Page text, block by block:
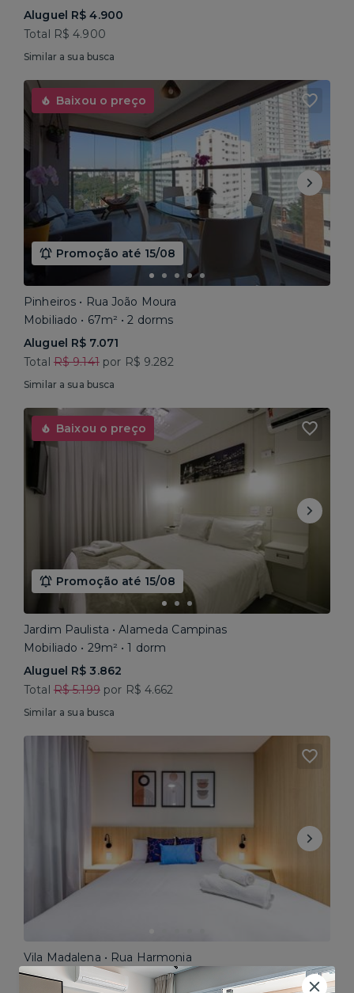
Aluguel R$ 4.900
Total R$ 4.900
Similar a sua busca
Baixou o preço
Promoção até 15/08
Pinheiros • Rua João Moura
Mobiliado • 67m² • 2 dorms
Aluguel R$ 7.071
Total R$ 9.141por R$ 9.282
Similar a sua busca
Baixou o preço
Promoção até 15/08
Jardim Paulista • Alameda Campinas
Mobiliado • 29m² • 1 dorm
Aluguel R$ 3.862
Total R$ 5.199por R$ 4.662
Similar a sua busca
Vila Madalena • Rua Harmonia
Mobiliado • 30m² • Studio